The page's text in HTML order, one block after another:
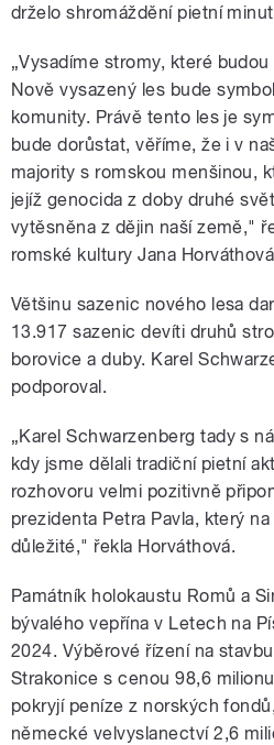
drželo shromáždění pietní
„Vysadíme stromy, které
Nově vysazený les bude
komunity. Právě tento les je
bude dorůstat, věříme, že i v
majority s romskou menšinou,
jejíž genocida z doby druhé
vytěsněna z dějin naší země,"
romské kultury Jana
Většinu sazenic nového lesa
13.917 sazenic devíti druhů
borovice a duby. Karel
podporoval.
„Karel Schwarzenberg tady s
kdy jsme dělali tradiční pietní
rozhovoru velmi pozitivně
prezidenta Petra Pavla, který
důležité," řekla Horváthová.
Památník holokaustu Romů a
bývalého vepřína v Letech na
2024. Výběrové řízení na
Strakonice s cenou 98,6
pokryjí peníze z norských
německé velvyslanectví 2,6